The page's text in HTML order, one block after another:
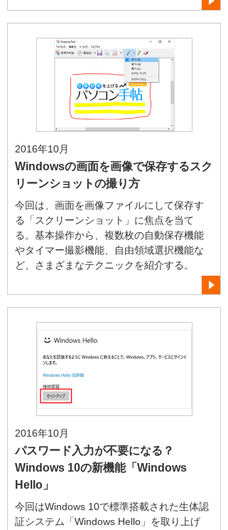
2016年10月
Windowsの画面を画像で保存するスク
リーンショットの撮り方
今回は、画面を画像ファイルにして保存す
る「スクリーンショット」に焦点を当て
る。基本操作から、複数枚の自動保存機能
やタイマー撮影機能、自由領域選択機能な
ど、さまざまなテクニックを紹介する。
2016年10月
パスワード入力が不要になる？
Windows 10の新機能「Windows
Hello」
今回はWindows 10で標準搭載された生体認
証システム「Windows Hello」を取り上げ